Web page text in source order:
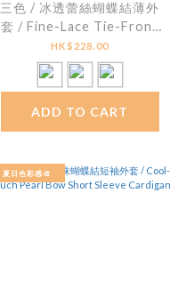
三色 / 冰透蕾絲蝴蝶結薄外
套 / Fine-Lace Tie-Front
Cardigan
HK$228.00
ADD TO CART
夏日色彩感🎨